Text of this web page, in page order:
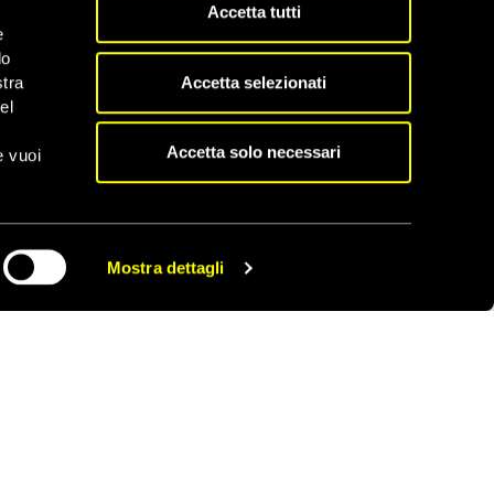
vuoi
Mostra dettagli
Accetta tutti
Accetta selezionati
Accetta solo necessari
una parte
All’inizio di marzo
violenza ha
contro donne
andare
e sensibile
ed evitando
di fatto
CONDIVIDI